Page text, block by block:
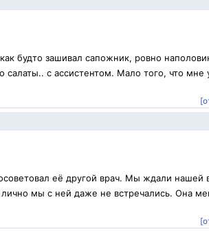
будто зашивал сапожник, ровно
с ассистентом. Мало того, что мне
её другой врач. Мы ждали нашей
мы с ней даже не встречались. Она